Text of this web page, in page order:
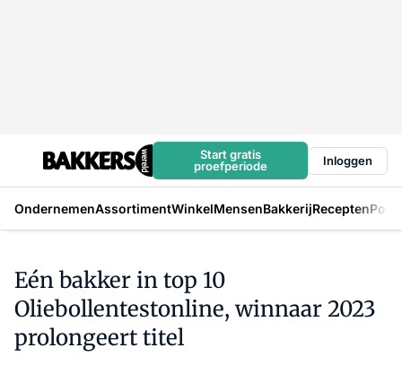
Start gratis
proefperiode
Inloggen
OndernemenAssortimentWinkelMensenBakkerijRecepten
Eén bakker in top 10
Oliebollentestonline, winnaar 2023
prolongeert titel